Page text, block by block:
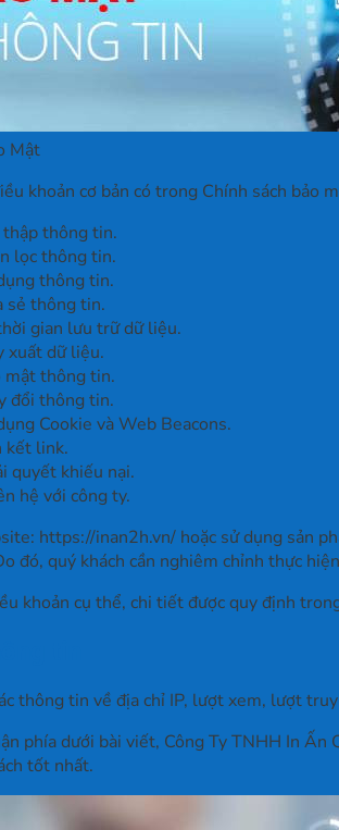
Mật
khoản cơ bản có trong Chính sách bảo
thông tin.
lọc thông tin.
thông tin.
sẻ thông tin.
gian lưu trữ dữ liệu.
xuất dữ liệu.
mật thông tin.
đổi thông tin.
Cookie và Web Beacons.
kết link.
quyết khiếu nại.
hệ với công ty.
https://inan2h.vn/ hoặc sử dụng sản
đó, quý khách cần nghiêm chỉnh thực
khoản cụ thể, chi tiết được quy định
thông tin về địa chỉ IP, lượt xem, lượt
phía dưới bài viết, Công Ty TNHH In
tốt nhất.